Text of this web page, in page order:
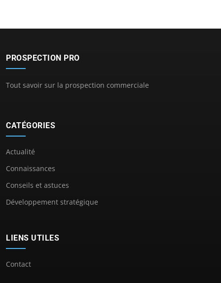
PROSPECTION PRO
Tout savoir sur la prospection commerciale
CATÉGORIES
Actualité
Connaissances
Conseils et astuces
Développement stratégique
LIENS UTILES
Contact